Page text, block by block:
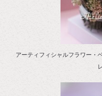
アーティフィシャルフラワー・